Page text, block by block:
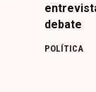
debate
POLÍTICA